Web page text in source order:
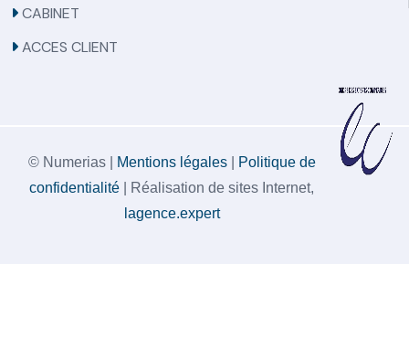
CABINET
ACCES CLIENT
© Numerias | Mentions légales|
Politique de
confidentialité | Réalisation de sites Internet,
lagence.expert